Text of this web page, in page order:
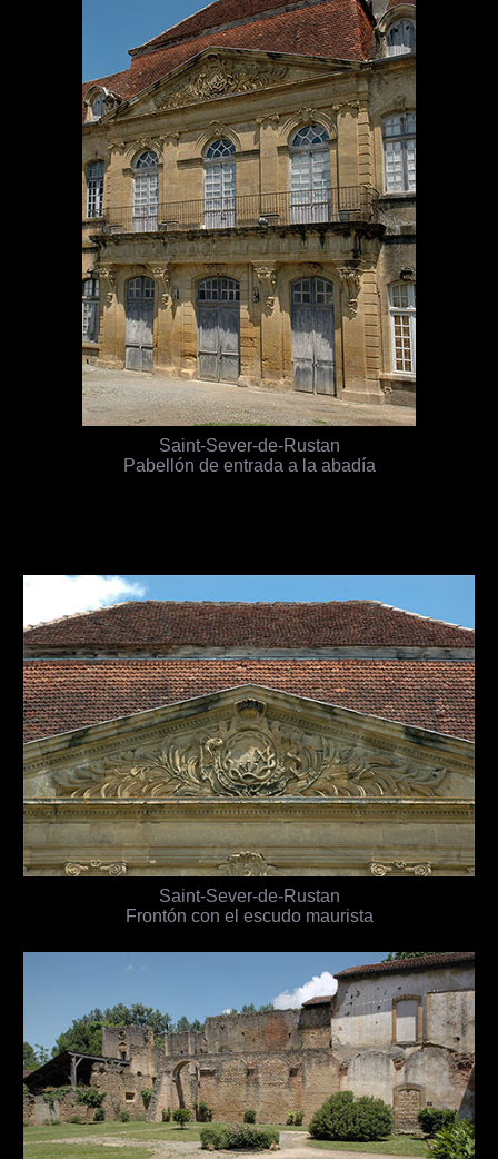
Saint-Sever-de-Rustan
Pabellón de entrada a la abadía
Saint-Sever-de-Rustan
Frontón con el escudo maurista